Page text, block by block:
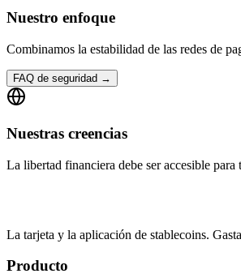
Nuestro enfoque
Combinamos la estabilidad de las redes de
FAQ de seguridad →
Nuestras creencias
La libertad financiera debe ser accesible
La tarjeta y la aplicación de stablecoins.
Producto